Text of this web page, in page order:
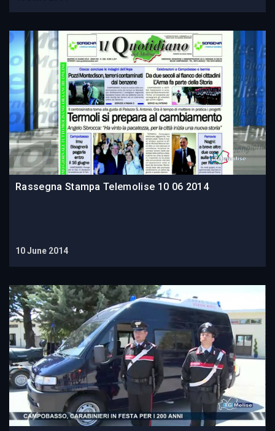
Rassegna Stampa Telemolise 10 06 2014
10 June 2014